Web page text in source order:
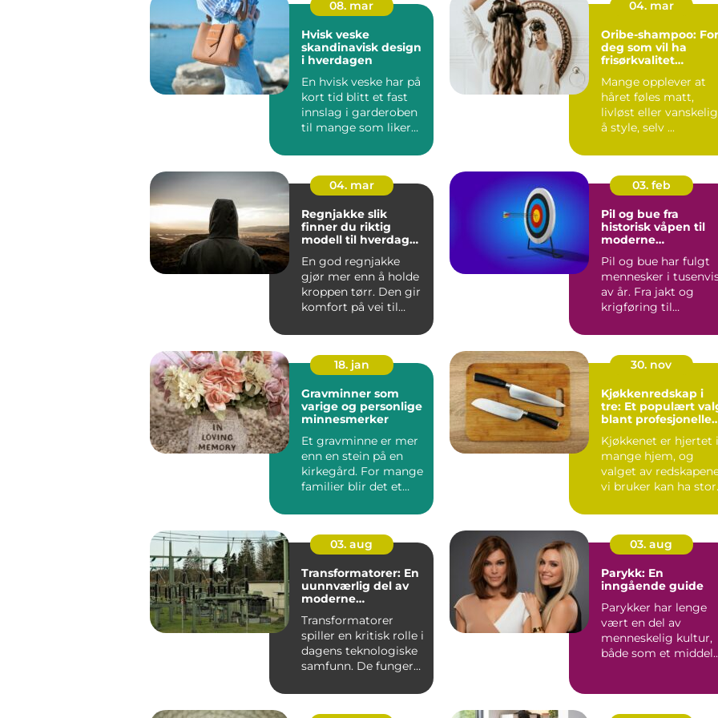
08. mar
Hvisk veske
skandinavisk design
i hverdagen
En hvisk veske har på
kort tid blitt et fast
innslag i garderoben
til mange som liker
04. mar
Oribe-shampoo: For
deg som vil ha
frisørkvalitet
Mange opplever at
håret føles matt,
livløst eller vanskelig
å style, selv ...
04. mar
Regnjakke slik
finner du riktig
modell til hverdag
En god regnjakke
gjør mer enn å holde
kroppen tørr. Den gir
komfort på vei til
byg...
03. feb
Pil og bue fra
historisk våpen til
moderne
Pil og bue har fulgt
mennesker i
av år. Fra jakt og
krigføring til
hobbybruk...
18. jan
Gravminner som
varige og personlige
minnesmerker
Et gravminne er mer
enn en stein på en
kirkegård. For mange
familier blir det et
30. nov
Kjøkkenredskap i
tre: Et populært
blant profesjonelle
hobbykokker
Kjøkkenet er hjertet i
mange hjem, og
valget av
vi bruker kan ha stor
03. aug
Transformatorer: En
uunnværlig del av
moderne
Transformatorer
spiller en kritisk rolle i
dagens teknologiske
samfunn. De fungerer
03. aug
Parykk: En
inngående guide
Parykker har lenge
vært en del av
menneskelig kultur,
både som et middel